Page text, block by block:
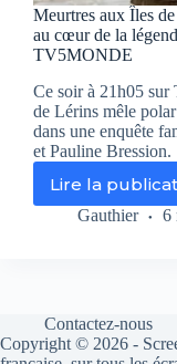
Meurtres aux Îles
au cœur de la
TV5MONDE
Ce soir à 21h05
de Lérins mêle
dans une enquête
et Pauline Bression.
Lire la
aux
une
Gauthier 6
Contactez-nous
Copyright © 2026 -